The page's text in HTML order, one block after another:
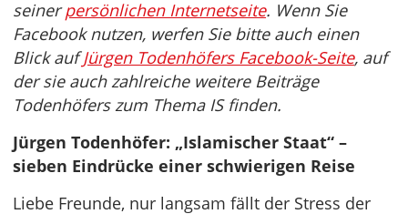
seinerpersönlichen Internetseite. Wenn Sie
Facebook nutzen, werfen Sie bitte auch einen
Blick aufJürgen Todenhöfers Facebook-Seite, auf
der sie auch zahlreiche weitere Beiträge
Todenhöfers zum Thema IS finden.
Jürgen Todenhöfer: „Islamischer Staat“ –
sieben Eindrücke einer schwierigen Reise
Liebe Freunde, nur langsam fällt der Stress der